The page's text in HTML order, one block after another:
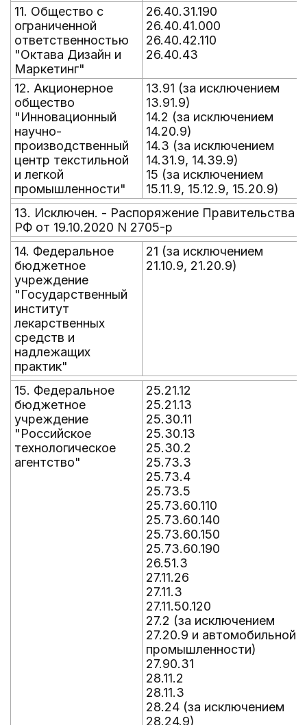
11. Общество с
ограниченной
ответственностью
"Октава Дизайн и
Маркетинг"
26.40.31.190
26.40.41.000
26.40.42.110
26.40.43
12. Акционерное
общество
"Инновационный
научно-
производственный
центр текстильной
и легкой
промышленности"
13.91 (за исключением
13.91.9)
14.2 (за исключением
14.20.9)
14.3 (за исключением
14.31.9, 14.39.9)
15 (за исключением
15.11.9, 15.12.9, 15.20.9)
13. Исключен. - Распоряжение Правительства
РФ от 19.10.2020 N 2705-р
14. Федеральное
бюджетное
учреждение
"Государственный
институт
лекарственных
средств и
надлежащих
практик"
21 (за исключением
21.10.9, 21.20.9)
15. Федеральное
бюджетное
учреждение
"Российское
технологическое
агентство"
25.21.12
25.21.13
25.30.11
25.30.13
25.30.2
25.73.3
25.73.4
25.73.5
25.73.60.110
25.73.60.140
25.73.60.150
25.73.60.190
26.51.3
27.11.26
27.11.3
27.11.50.120
27.2 (за исключением
27.20.9 и автомобильной
промышленности)
27.90.31
28.11.2
28.11.3
28.24 (за исключением
28.24.9)